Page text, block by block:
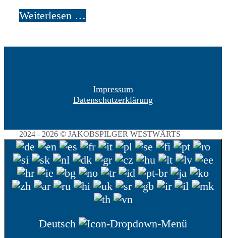
Weiterlesen …
Impressum
Datenschutzerklärung
2024 - 2026 © JAKOBSPILGER WESTWÄRTS
Deutsch